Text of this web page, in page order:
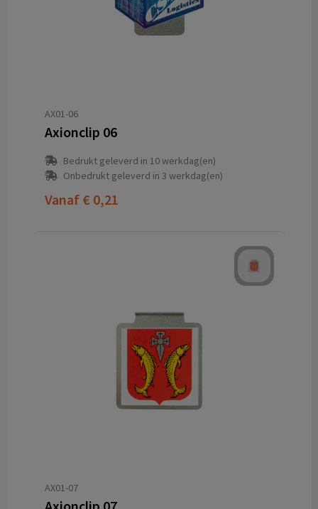
AX01-06
Axionclip 06
Bedrukt geleverd in 10 werkdag(en)
Onbedrukt geleverd in 3 werkdag(en)
Vanaf € 0,21
AX01-07